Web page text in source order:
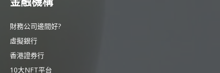
財務公司邊間好?
虛擬銀行
香港證券行
10大NFT平台